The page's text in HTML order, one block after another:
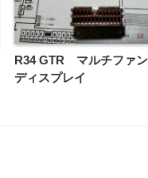
R34 GTR マルチファ
ディスプレイ